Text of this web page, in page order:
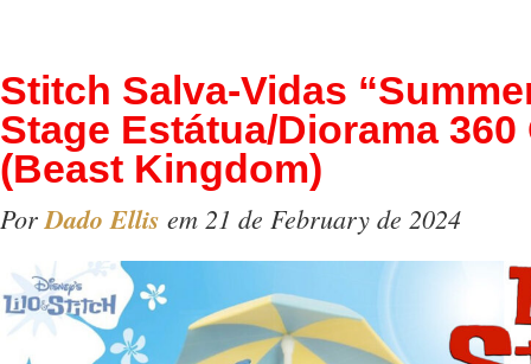
Stitch Salva-Vidas
Stage Estátua/Diorama 360
(Beast Kingdom)
PorDado Ellis em 21 de February de 2024